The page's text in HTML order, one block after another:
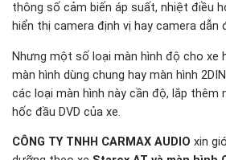
thông số cảm biến áp suất, nhiệt điều
hiển thị camera định vị hay camera dẫn
Nhưng một số loại màn hình độ cho xe
màn hình dùng chung hay màn hình
các loại màn hình này cần độ, lắp thêm
hốc đầu DVD của xe.
CÔNG TY TNHH CARMAX AUDIO xin